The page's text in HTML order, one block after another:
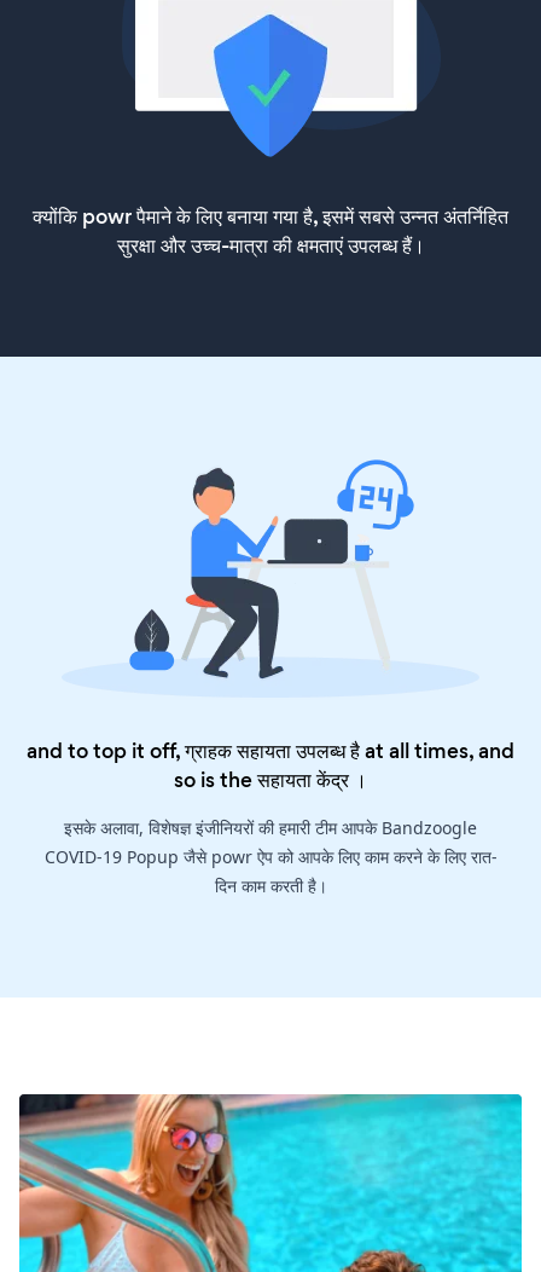
क्योंकि powr पैमाने के लिए बनाया गया है, इसमें सबसे उन्नत अंतर्निहित
सुरक्षा और उच्च-मात्रा की क्षमताएं उपलब्ध हैं।
and to top it off, ग्राहक सहायता उपलब्ध है at all times, and
so is theसहायता केंद्र।
इसके अलावा, विशेषज्ञ इंजीनियरों की हमारी टीम आपके Bandzoogle
COVID-19 Popup जैसे powr ऐप को आपके लिए काम करने के लिए रात-
दिन काम करती है।